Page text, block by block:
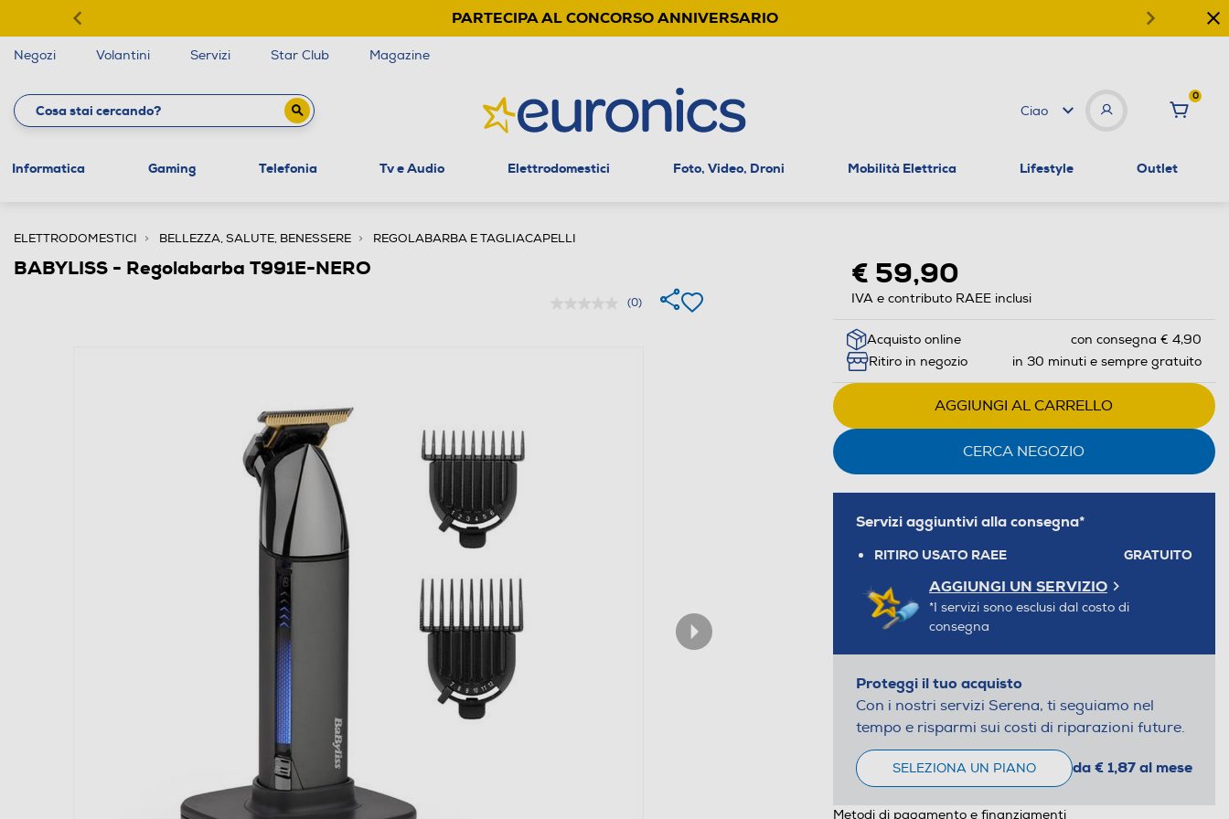
PARTECIPA AL CONCORSO ANNIVERSARIO
Negozi Volantini Servizi Star Club Magazine
Ciao
0
Informatica Gaming Telefonia Tv e Audio Elettrodomestici Foto, Video, Droni Mobilità Elettrica Lifestyle Outlet
ELETTRODOMESTICI BELLEZZA, SALUTE, BENESSERE REGOLABARBA E TAGLIACAPELLI
BABYLISS - Regolabarba T991E-NERO
(0)
€ 59,90
IVA e contributo RAEE inclusi
Acquisto online
con consegna € 4,90
Ritiro in negozio
in 30 minuti e sempre gratuito
AGGIUNGI AL CARRELLO
CERCA NEGOZIO
Servizi aggiuntivi alla consegna*
RITIRO USATO RAEE GRATUITO
AGGIUNGI UN SERVIZIO
*I servizi sono esclusi dal costo di
consegna
Proteggi il tuo acquisto
Con i nostri servizi Serena, ti seguiamo nel
tempo e risparmi sui costi di riparazioni future.
SELEZIONA UN PIANO da € 1,87 al mese
Metodi di pagamento e finanziamenti